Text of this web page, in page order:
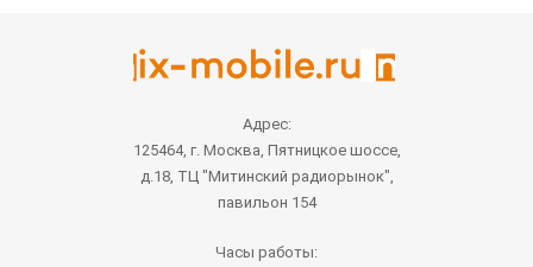
Адрес:
125464, г. Москва, Пятницкое шоссе,
д.18, ТЦ "Митинский радиорынок",
павильон 154
Часы работы: